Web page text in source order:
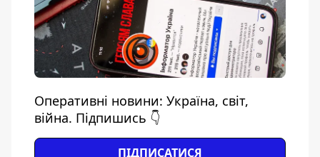
Оперативні новини: Україна, світ,
війна. Підпишись 👇
ПІДПИСАТИСЯ